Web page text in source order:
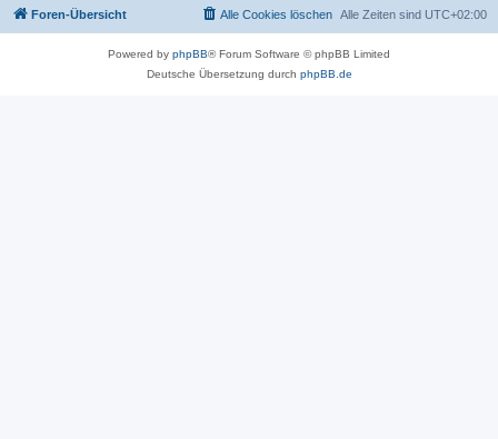
Foren-Übersicht Alle Zeiten sind UTC+02:00
Alle Cookies löschen
Powered by phpBB® Forum Software © phpBB Limited
Deutsche Übersetzung durch phpBB.de